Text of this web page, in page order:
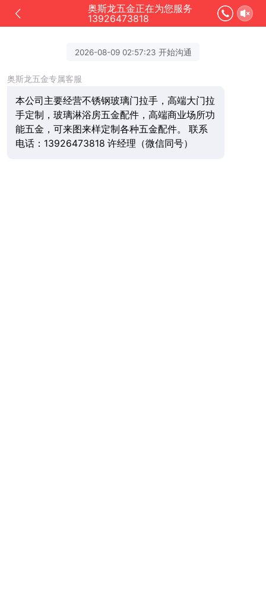
奥斯龙五金正在为您服务
13926473818
2026-08-09 02:57:23 开始沟通
奥斯龙五金专属客服
本公司主要经营不锈钢玻璃门拉手，高端大门拉
手定制，玻璃淋浴房五金配件，高端商业场所功
能五金，可来图来样定制各种五金配件。 联系
电话：13926473818 许经理（微信同号）